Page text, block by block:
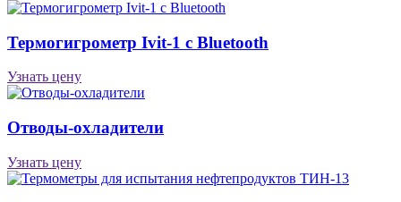
Термогигрометр Ivit-1 c Bluetooth
Узнать цену
Отводы-охладители
Узнать цену